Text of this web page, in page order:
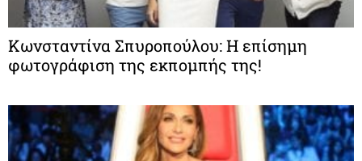
Κωνσταντίνα Σπυροπούλου: Η επίσημη
φωτογράφιση της εκπομπής της!